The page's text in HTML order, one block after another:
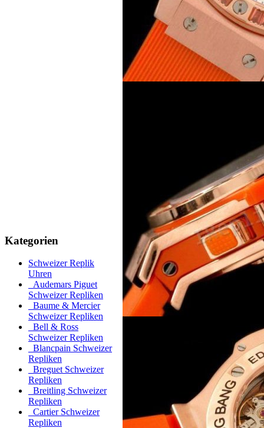
Kategorien
Schweizer Replik
Uhren
Audemars Piguet
Schweizer Repliken
Baume & Mercier
Schweizer Repliken
Bell & Ross
Schweizer Repliken
Blancpain Schweizer
Repliken
Breguet Schweizer
Repliken
Breitling Schweizer
Repliken
Cartier Schweizer
Repliken